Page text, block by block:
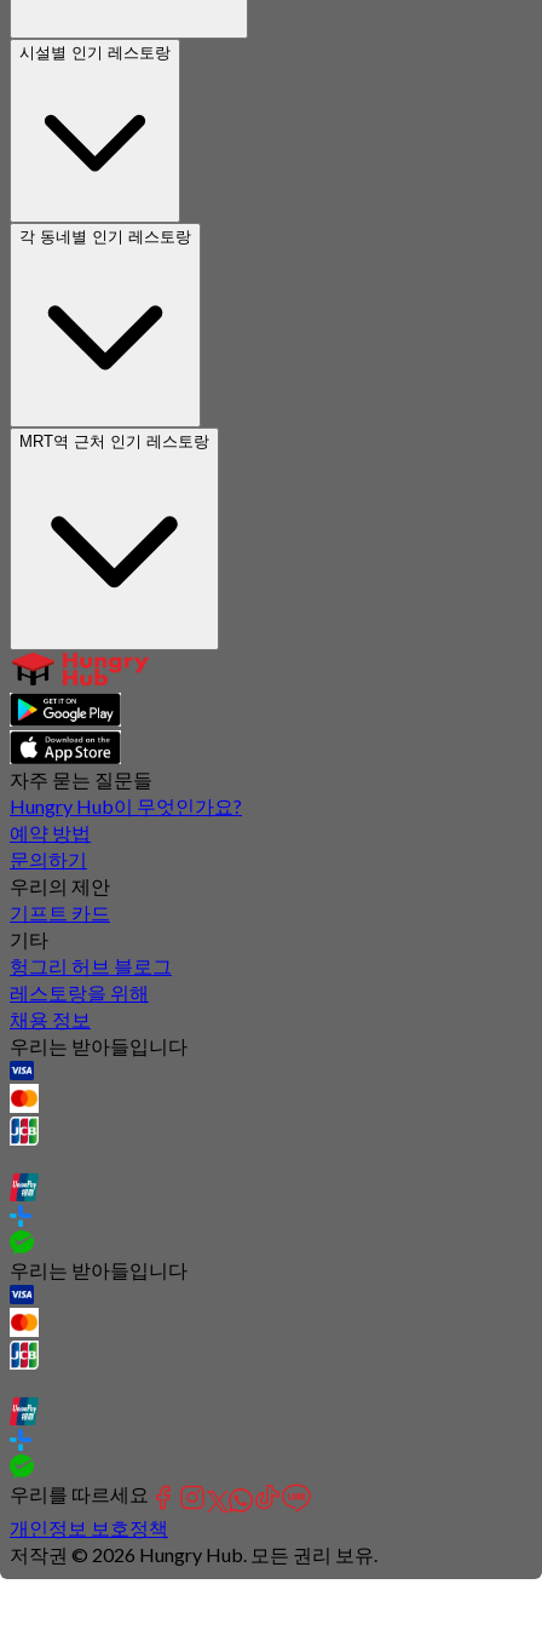
시설별 인기 레스토랑
각 동네별 인기 레스토랑
MRT역 근처 인기 레스토랑
자주 묻는 질문들
Hungry Hub이 무엇인가요?
예약 방법
문의하기
우리의 제안
기프트 카드
기타
헝그리 허브 블로그
레스토랑을 위해
채용 정보
우리는 받아들입니다
우리는 받아들입니다
우리를 따르세요
개인정보 보호정책
저작권 © 2026 Hungry Hub. 모든 권리 보유.
Connection